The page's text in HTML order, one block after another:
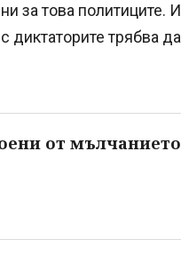
за това политиците.
диктаторите трябва
от